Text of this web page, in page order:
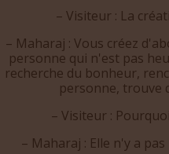
– Visiteur : La
– Maharaj : Vous créez
personne qui n'est pas
recherche du bonheur,
personne, trouve
– Visiteur :
– Maharaj : Elle n'y a